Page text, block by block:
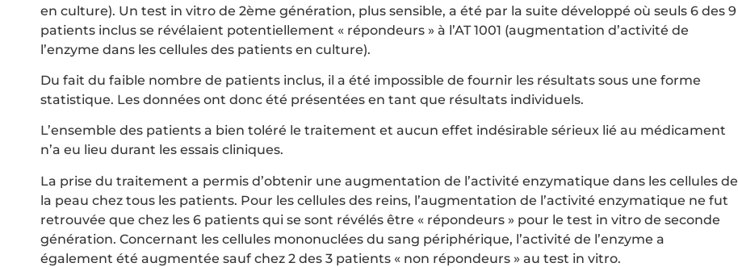
en culture). Un test in vitro de 2ème génération, plus sensible, a été par la suite développé où seuls 6 des 9
patients inclus se révélaient potentiellement « répondeurs » à l’AT 1001 (augmentation d’activité de
l’enzyme dans les cellules des patients en culture).
Du fait du faible nombre de patients inclus, il a été impossible de fournir les résultats sous une forme
statistique. Les données ont donc été présentées en tant que résultats individuels.
L’ensemble des patients a bien toléré le traitement et aucun effet indésirable sérieux lié au médicament
n’a eu lieu durant les essais cliniques.
La prise du traitement a permis d’obtenir une augmentation de l’activité enzymatique dans les cellules de
la peau chez tous les patients. Pour les cellules des reins, l’augmentation de l’activité enzymatique ne fut
retrouvée que chez les 6 patients qui se sont révélés être « répondeurs » pour le test in vitro de seconde
génération. Concernant les cellules mononuclées du sang périphérique, l’activité de l’enzyme a
également été augmentée sauf chez 2 des 3 patients « non répondeurs » au test in vitro.